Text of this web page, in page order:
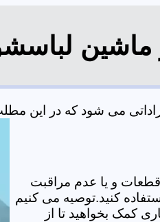
ماشین
می شود که در این
و یا عدم مراقبت
کنید.توصیه می کنیم
کمک بخواهید تا از